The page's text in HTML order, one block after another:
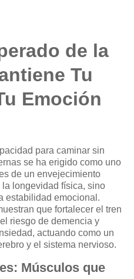
de la
Tu
Emoción
para caminar sin
se ha erigido como uno
de un envejecimiento
longevidad física, sino
estabilidad emocional.
que fortalecer el tren
riesgo de demencia y
actuando como un
y el sistema nervioso.
Músculos que